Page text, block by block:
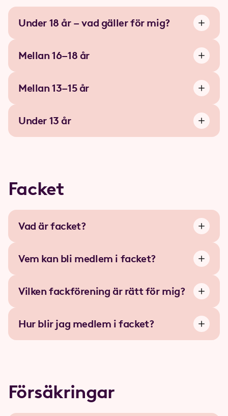
Under 18 år – vad gäller för mig?
Mellan 16–18 år
Mellan 13–15 år
Under 13 år
Facket
Vad är facket?
Vem kan bli medlem i facket?
Vilken fackförening är rätt för mig?
Hur blir jag medlem i facket?
Försäkringar